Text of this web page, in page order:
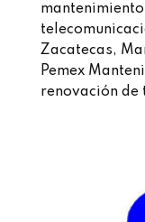
Zacatecas,
Pemex
renovación